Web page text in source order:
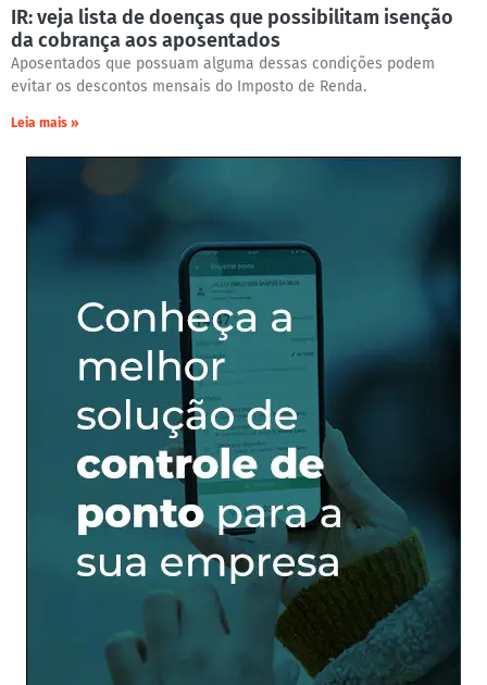
IR: veja lista de doenças que possibilitam isenção
da cobrança aos aposentados
Aposentados que possuam alguma dessas condições podem
evitar os descontos mensais do Imposto de Renda.
Leia mais »